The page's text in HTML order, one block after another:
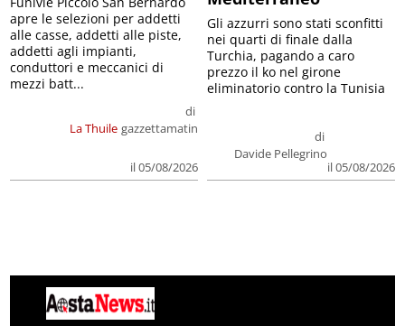
La Thuile
di
gazzettamatin
il 05/08/2026
apre le selezioni per addetti
alle casse, addetti alle piste,
addetti agli impianti,
conduttori e meccanici di
mezzi batt...
di
Davide Pellegrino
il 05/08/2026
Gli azzurri sono stati sconfitti
nei quarti di finale dalla
Turchia, pagando a caro
prezzo il ko nel girone
eliminatorio contro la Tunisia